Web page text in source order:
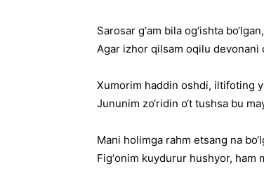
Sarosar g‘am bila og‘ishta
Agar izhor qilsam oqilu devonani
Xumorim haddin oshdi, iltifoting
Jununim zo‘ridin o‘t tushsa bu
Mani holimga rahm etsang na
Fig‘onim kuydurur hushyor, ham